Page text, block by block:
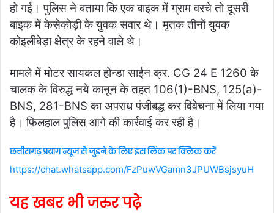
हो गई। पुलिस ने बताया कि एक बाइक में ग्राम वरचे तो दूसरी
बाइक में केसेकोड़ी के युवक सवार थे। मृतक तीनों युवक
कोइलीबेड़ा क्षेत्र के रहने वाले थे।
मामले में मोटर सायकल होन्डा साईन क्र. CG 24 E 1260 के
चालक के विरुद्ध नये कानून के तहत 106(1)-BNS, 125(a)-
BNS, 281-BNS का अपराध पंजीबद्ध कर विवेचना में लिया गया
है। फिलहाल पुलिस आगे की कार्रवाई कर रही है।
छत्तीसगढ़ प्रयाग न्यूज से जुड़ने के लिए इस लिंक पर क्लिक करें
https://chat.whatsapp.com/FzPuwVGamn3JPUWBsjsyuH
यह खबर भी जरुर पढ़े